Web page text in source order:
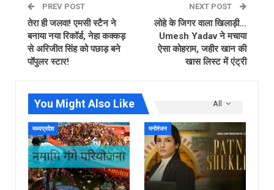
PREV POST
तेरा ही जलवा! एमसी स्टैन ने
बनाया नया रिकॉर्ड, नेहा कक्कड़
से अरिजीत सिंह को पछाड़ बने
पॉपुलर स्टार!
NEXT POST
लोहे के जिगर वाला खिलाड़ी…
Umesh Yadav ने मचाया
ऐसा कोहराम, जहीर खान की
खास लिस्ट में एंट्री
All
You Might Also Like
मध्यप्रदेश मनोरंजन